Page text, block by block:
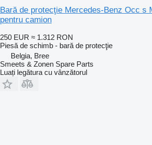
Bară de protecţie Mercedes-Benz Occ s
pentru camion
250 EUR ≈ 1.312 RON
Piesă de schimb - bară de protecţie
Belgia, Bree
Smeets & Zonen Spare Parts
Luați legătura cu vânzătorul